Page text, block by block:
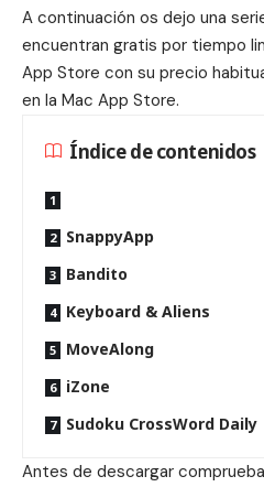
A continuación os dejo una
encuentran gratis por tiempo
App Store con su precio
en la Mac App Store.
Índice de contenidos
SnappyApp
Bandito
Keyboard & Aliens
MoveAlong
iZone
Sudoku CrossWord Daily
Antes de descargar